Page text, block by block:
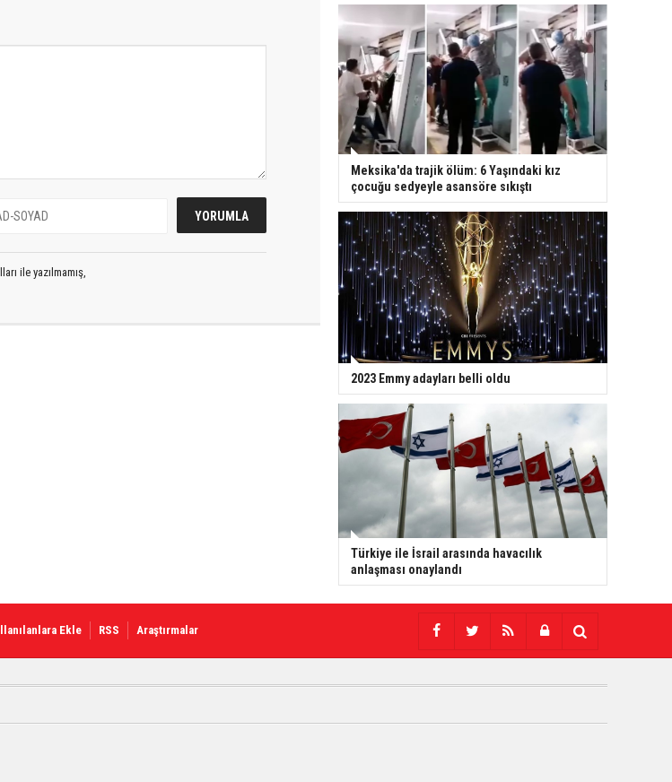
ile yazılmamış,
Meksika'da trajik ölüm: 6 Yaşındaki kız
çocuğu sedyeyle asansöre sıkıştı
2023 Emmy adayları belli oldu
Türkiye ile İsrail arasında havacılık
anlaşması onaylandı
Ekle RSS Araştırmalar